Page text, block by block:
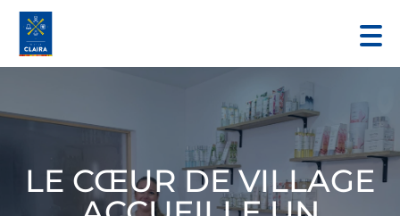
LE CŒUR DE VILLAGE